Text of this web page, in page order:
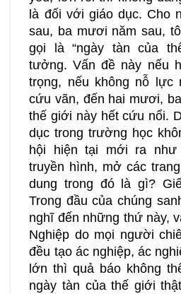
là đối với giáo dục. Cho
sau, ba mươi năm sau,
gọi là “ngày tàn của
tưởng. Vấn đề này nếu
trọng, nếu không nỗ lực
cứu vãn, đến hai mươi,
thế giới này hết cứu nổi.
dục trong trường học
hội hiện tại mới ra
truyền hình, mở các
dung trong đó là gì?
Trong đầu của chúng
nghĩ đến những thứ này,
Nghiệp do mọi người
đều tạo ác nghiệp, ác
lớn thì quả báo không
ngày tàn của thế giới